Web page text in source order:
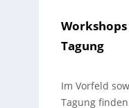
Tagung
Im Vorfeld
Tagung